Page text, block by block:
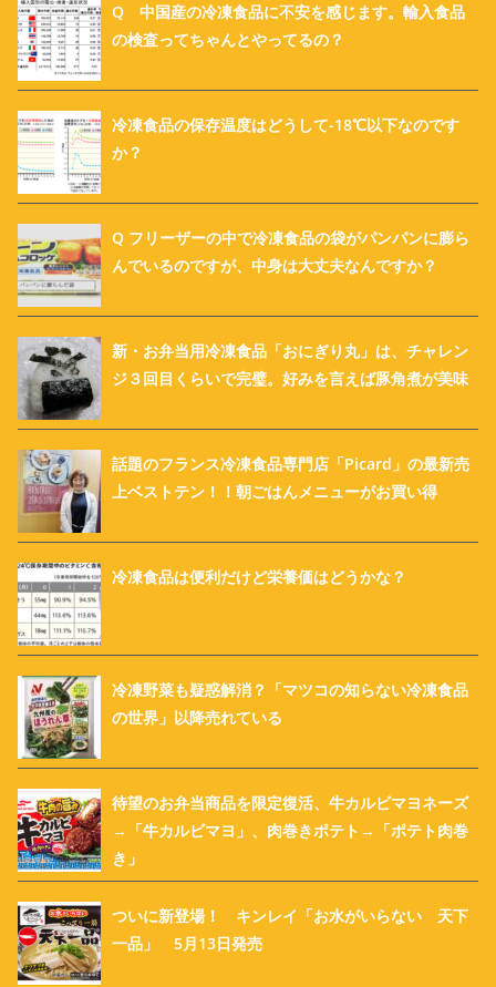
Q 中国産の冷凍食品に不安を感じます。輸入食品
の検査ってちゃんとやってるの？
冷凍食品の保存温度はどうして-18℃以下なのです
か？
Q フリーザーの中で冷凍食品の袋がパンパンに膨ら
んでいるのですが、中身は大丈夫なんですか？
新・お弁当用冷凍食品「おにぎり丸」は、チャレン
ジ３回目くらいで完璧。好みを言えば豚角煮が美味
話題のフランス冷凍食品専門店「Picard」の最新売
上ベストテン！！朝ごはんメニューがお買い得
冷凍食品は便利だけど栄養価はどうかな？
冷凍野菜も疑惑解消？「マツコの知らない冷凍食品
の世界」以降売れている
待望のお弁当商品を限定復活、牛カルビマヨネーズ
→「牛カルビマヨ」、肉巻きポテト→「ポテト肉巻
き」
ついに新登場！ キンレイ「お水がいらない 天下
一品」 5月13日発売